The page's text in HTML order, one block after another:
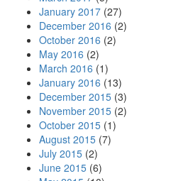
January 2017 (27)
December 2016 (2)
October 2016 (2)
May 2016 (2)
March 2016 (1)
January 2016 (13)
December 2015 (3)
November 2015 (2)
October 2015 (1)
August 2015 (7)
July 2015 (2)
June 2015 (6)